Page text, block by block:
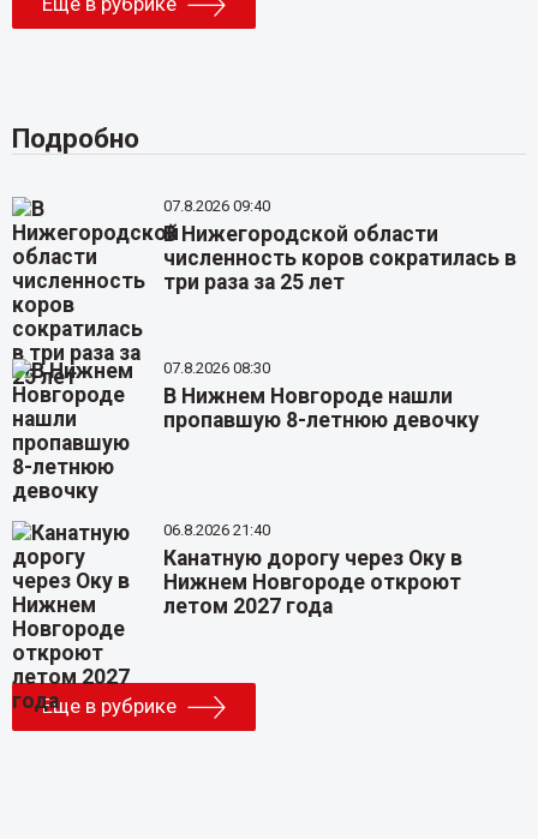
Подробно
07.8.2026 09:40
В Нижегородской области
численность коров сократилась в
три раза за 25 лет
07.8.2026 08:30
В Нижнем Новгороде нашли
пропавшую 8-летнюю девочку
06.8.2026 21:40
Канатную дорогу через Оку в
Нижнем Новгороде откроют
летом 2027 года
Еще в рубрике